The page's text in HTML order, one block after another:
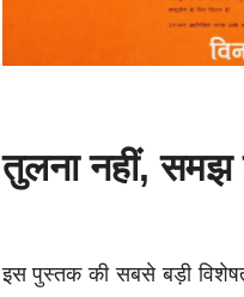
तुलना नहीं, समझ
इस पुस्तक की सबसे बड़ी